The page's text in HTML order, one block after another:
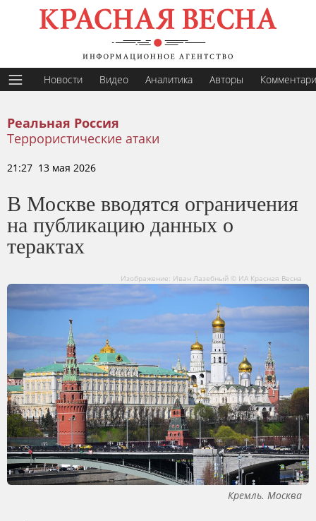
Новости Видео Аналитика Авторы
Реальная Россия
Террористические атаки
21:27 13 мая 2026
В Москве вводятся ограничения
на публикацию данных о
терактах
Изображение: Иван Лазебный © ИА Красная Весна
Кремль. Москва